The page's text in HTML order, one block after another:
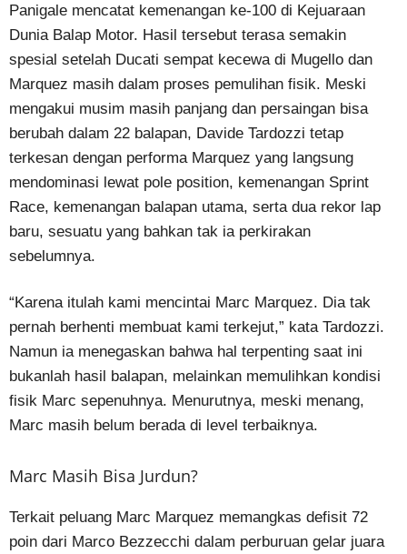
Panigale mencatat kemenangan ke-100 di Kejuaraan
Dunia Balap Motor. Hasil tersebut terasa semakin
spesial setelah Ducati sempat kecewa di Mugello dan
Marquez masih dalam proses pemulihan fisik. Meski
mengakui musim masih panjang dan persaingan bisa
berubah dalam 22 balapan, Davide Tardozzi tetap
terkesan dengan performa Marquez yang langsung
mendominasi lewat pole position, kemenangan Sprint
Race, kemenangan balapan utama, serta dua rekor lap
baru, sesuatu yang bahkan tak ia perkirakan
sebelumnya.
“Karena itulah kami mencintai Marc Marquez. Dia tak
pernah berhenti membuat kami terkejut,” kata Tardozzi.
Namun ia menegaskan bahwa hal terpenting saat ini
bukanlah hasil balapan, melainkan memulihkan kondisi
fisik Marc sepenuhnya. Menurutnya, meski menang,
Marc masih belum berada di level terbaiknya.
Marc Masih Bisa Jurdun?
Terkait peluang Marc Marquez memangkas defisit 72
poin dari Marco Bezzecchi dalam perburuan gelar juara